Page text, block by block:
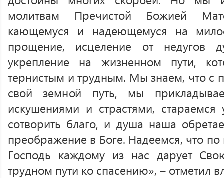
молитвам Пречистой Божией
кающемуся и надеющемуся на
прощение, исцеление от недугов
укрепление на жизненном пути,
тернистым и трудным. Мы знаем, что
свой земной путь, мы
искушениями и страстями, стараемся
сотворить благо, и душа наша
преображение в Боге. Надеемся, что
Господь каждому из нас дарует
трудном пути ко спасению», – отметил